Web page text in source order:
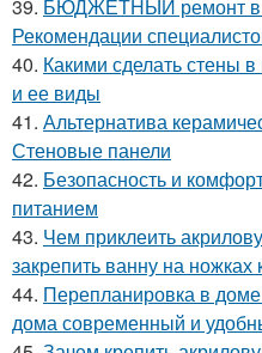
39. БЮДЖЕТНЫЙ ремонт в
Рекомендации
40. Какими сделать стены
и ее виды
41. Альтернатива
Стеновые панели
42. Безопасность и
питанием
43. Чем приклеить
закрепить ванну на ножках
44. Перепланировка в доме
дома современный и